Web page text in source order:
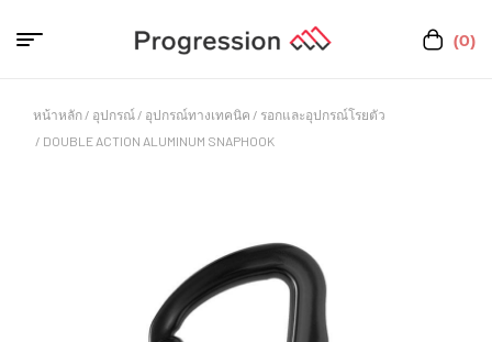
(0)
หน้าหลัก / อุปกรณ์ / อุปกรณ์ทางเทคนิค / รอกและอุปกรณ์โรยตัว
/ DOUBLE ACTION ALUMINUM SNAPHOOK